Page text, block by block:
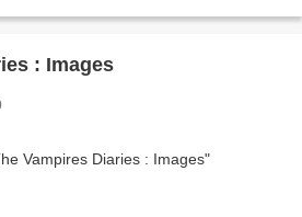
: Images